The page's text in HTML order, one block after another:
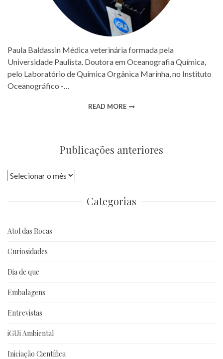
Paula Baldassin Médica veterinária formada pela
Universidade Paulista. Doutora em Oceanografia Química,
pelo Laboratório de Química Orgânica Marinha, no Instituto
Oceanográfico -…
READ MORE
Publicações anteriores
Publicações
Categorias
Atol das Rocas
Curiosidades
Dia de que
Embalagens
Entrevistas
iGUi Ambiental
Iniciação Científica